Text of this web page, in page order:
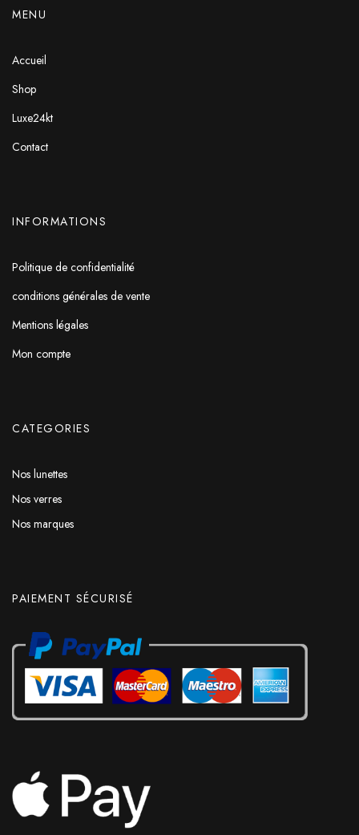
MENU
Accueil
Shop
Luxe24kt
Contact
INFORMATIONS
Politique de confidentialité
conditions générales de vente
Mentions légales
Mon compte
CATEGORIES
Nos lunettes
Nos verres
Nos marques
PAIEMENT SÉCURISÉ